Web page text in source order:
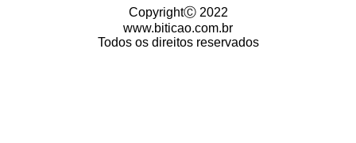
CopyrightⒸ 2022
www.biticao.com.br
Todos os direitos reservados